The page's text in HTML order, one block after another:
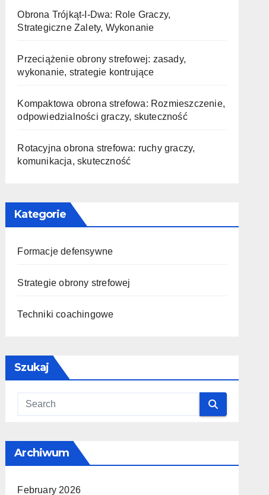
Obrona Trójkąt-I-Dwa: Role Graczy,
Strategiczne Zalety, Wykonanie
Przeciążenie obrony strefowej: zasady,
wykonanie, strategie kontrujące
Kompaktowa obrona strefowa: Rozmieszczenie,
odpowiedzialności graczy, skuteczność
Rotacyjna obrona strefowa: ruchy graczy,
komunikacja, skuteczność
Kategorie
Formacje defensywne
Strategie obrony strefowej
Techniki coachingowe
Szukaj
Archiwum
February 2026